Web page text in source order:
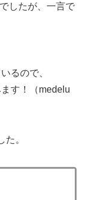
したが、一言で
るので、
す！（medelu
た。